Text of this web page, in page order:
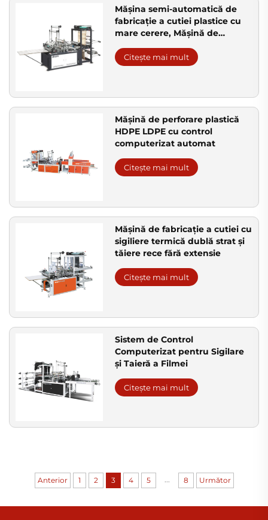
Mășina semi-automatică de
fabricație a cutiei plastice cu
mare cerere, Mășină de
cumpărături, Mășină de
fabricație a cutiei de polietilen
Citește mai mult
Mășină de perforare plastică
HDPE LDPE cu control
computerizat automat
Citește mai mult
Mășină de fabricație a cutiei cu
sigiliere termică dublă strat și
tăiere rece fără extensie
Citește mai mult
Sistem de Control
Computerizat pentru Sigilare
și Taieră a Filmei
Citește mai mult
Anterior 1 2 3 4 5 8 Următor